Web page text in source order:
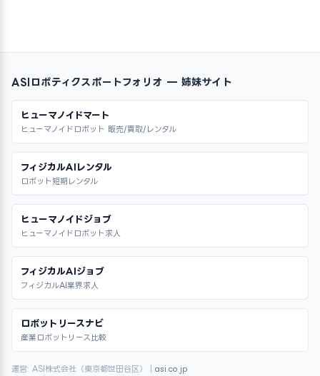
ASIロボティクスポートフォリオ — 姉妹サイト
ヒューマノイドマート
ヒューマノイドロボット 販売/買取/レンタル
フィジカルAIレンタル
ロボット短期レンタル
ヒューマノイドジョブ
ヒューマノイドロボット求人
フィジカルAIジョブ
フィジカルAI業界求人
ロボットリースナビ
産業ロボットリース比較
運営: ASI株式会社（東京都世田谷区）｜ asi.co.jp